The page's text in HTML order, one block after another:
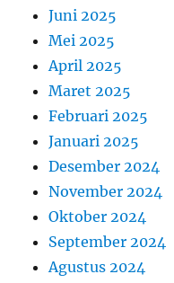
Juni 2025
Mei 2025
April 2025
Maret 2025
Februari 2025
Januari 2025
Desember 2024
November 2024
Oktober 2024
September 2024
Agustus 2024